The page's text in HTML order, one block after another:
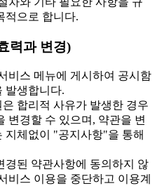
적으로 합니다.
력과 변경)
비스 메뉴에 게시하여 공시함
발생합니다.
합리적 사유가 발생한 경우
변경할 수 있으며, 약관을 변
지체없이 "공지사항"을 통해
된 약관사항에 동의하지 않
비스 이용을 중단하고 이용계